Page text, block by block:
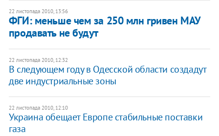
22 листопада 2010, 13:56
ФГИ: меньше чем за 250 млн гривен МАУ
продавать не будут
22 листопада 2010, 12:32
В следующем году в Одесской области создадут
две индустриальные зоны
22 листопада 2010, 12:10
Украина обещает Европе стабильные поставки
газа